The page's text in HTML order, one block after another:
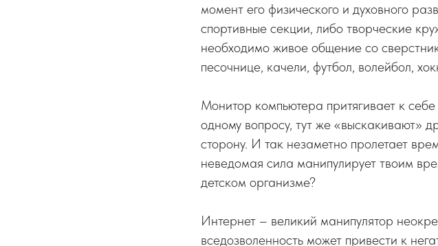
момент его физического и духовного
спортивные секции, либо творческие
необходимо живое общение со
песочнице, качели, футбол, волейбол,
Монитор компьютера притягивает к
одному вопросу, тут же «выскакивают»
сторону. И так незаметно пролетает
неведомая сила манипулирует твоим
детском организме?
Интернет – великий манипулятор
вседозволенность может привести к